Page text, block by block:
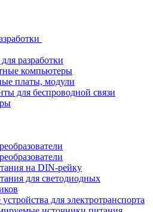
разработки
компьютеры
платы, модули
для беспроводной связи
на DIN-рейку
для светодиодных
для электротранспорта